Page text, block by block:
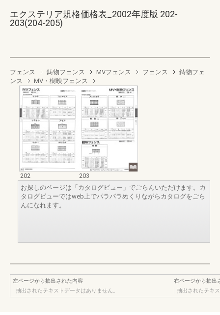
エクステリア規格価格表_2002年度版 202-
203(204-205)
フェンス 鋳物フェンス MVフェンス フェンス
鋳物フェ
ンス
MV・樹映フェンス
202
203
お探しのページは「カタログビュー」でごらんいただけます。カ
タログビューではweb上でパラパラめくりながらカタログをごら
んになれます。
左ページから抽出された内容
抽出されたテキストデータはありません。
右ページから抽出
抽出されたテキ